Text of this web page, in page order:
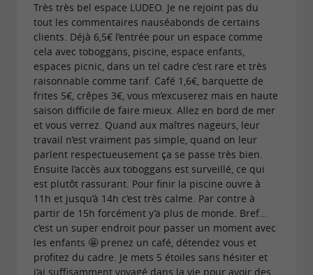
Très très bel espace LUDEO. Je ne rejoint pas du
tout les commentaires nauséabonds de certains
clients. Déjà 6,5€ l’entrée pour un espace comme
cela avec toboggans, piscine, espace enfants,
espaces picnic, dans un tel cadre c’est rare et très
raisonnable comme tarif. Café 1,6€, barquette de
frites 5€, crêpes 3€, vous m’excuserez mais en haute
saison difficile de faire mieux. Allez en bord de mer
et vous verrez. Quand aux maîtres nageurs, leur
travail n’est vraiment pas simple, quand on leur
parlent respectueusement ça se passe très bien.
Ensuite l’accès aux toboggans est surveillé, ce qui
est plutôt rassurant. Pour finir la piscine ouvre à
11h et jusqu’à 14h c’est très calme. Par contre à
partir de 15h forcément y’a plus de monde. Bref…
c’est un super endroit pour passer un moment avec
les enfants 🤩 prenez un café, détendez vous et
profitez du cadre. Je mets 5 étoiles sans hésiter et
j’ai suffisamment voyagé dans la vie pour avoir des